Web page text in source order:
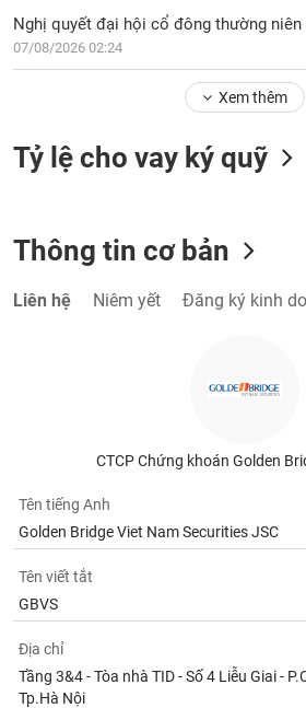
Nghị quyết đại hội cổ đông thường niên
07/08/2026 02:24
Xem thêm
Tỷ lệ cho vay ký quỹ
Thông tin cơ bản
Liên hệ Niêm yết Đăng ký kinh
CTCP Chứng khoán Golden
Tên tiếng Anh
Golden Bridge Viet Nam Securities JSC
Tên viết tắt
GBVS
Địa chỉ
Tầng 3&4 - Tòa nhà TID - Số 4 Liễu Giai -
Tp.Hà Nội